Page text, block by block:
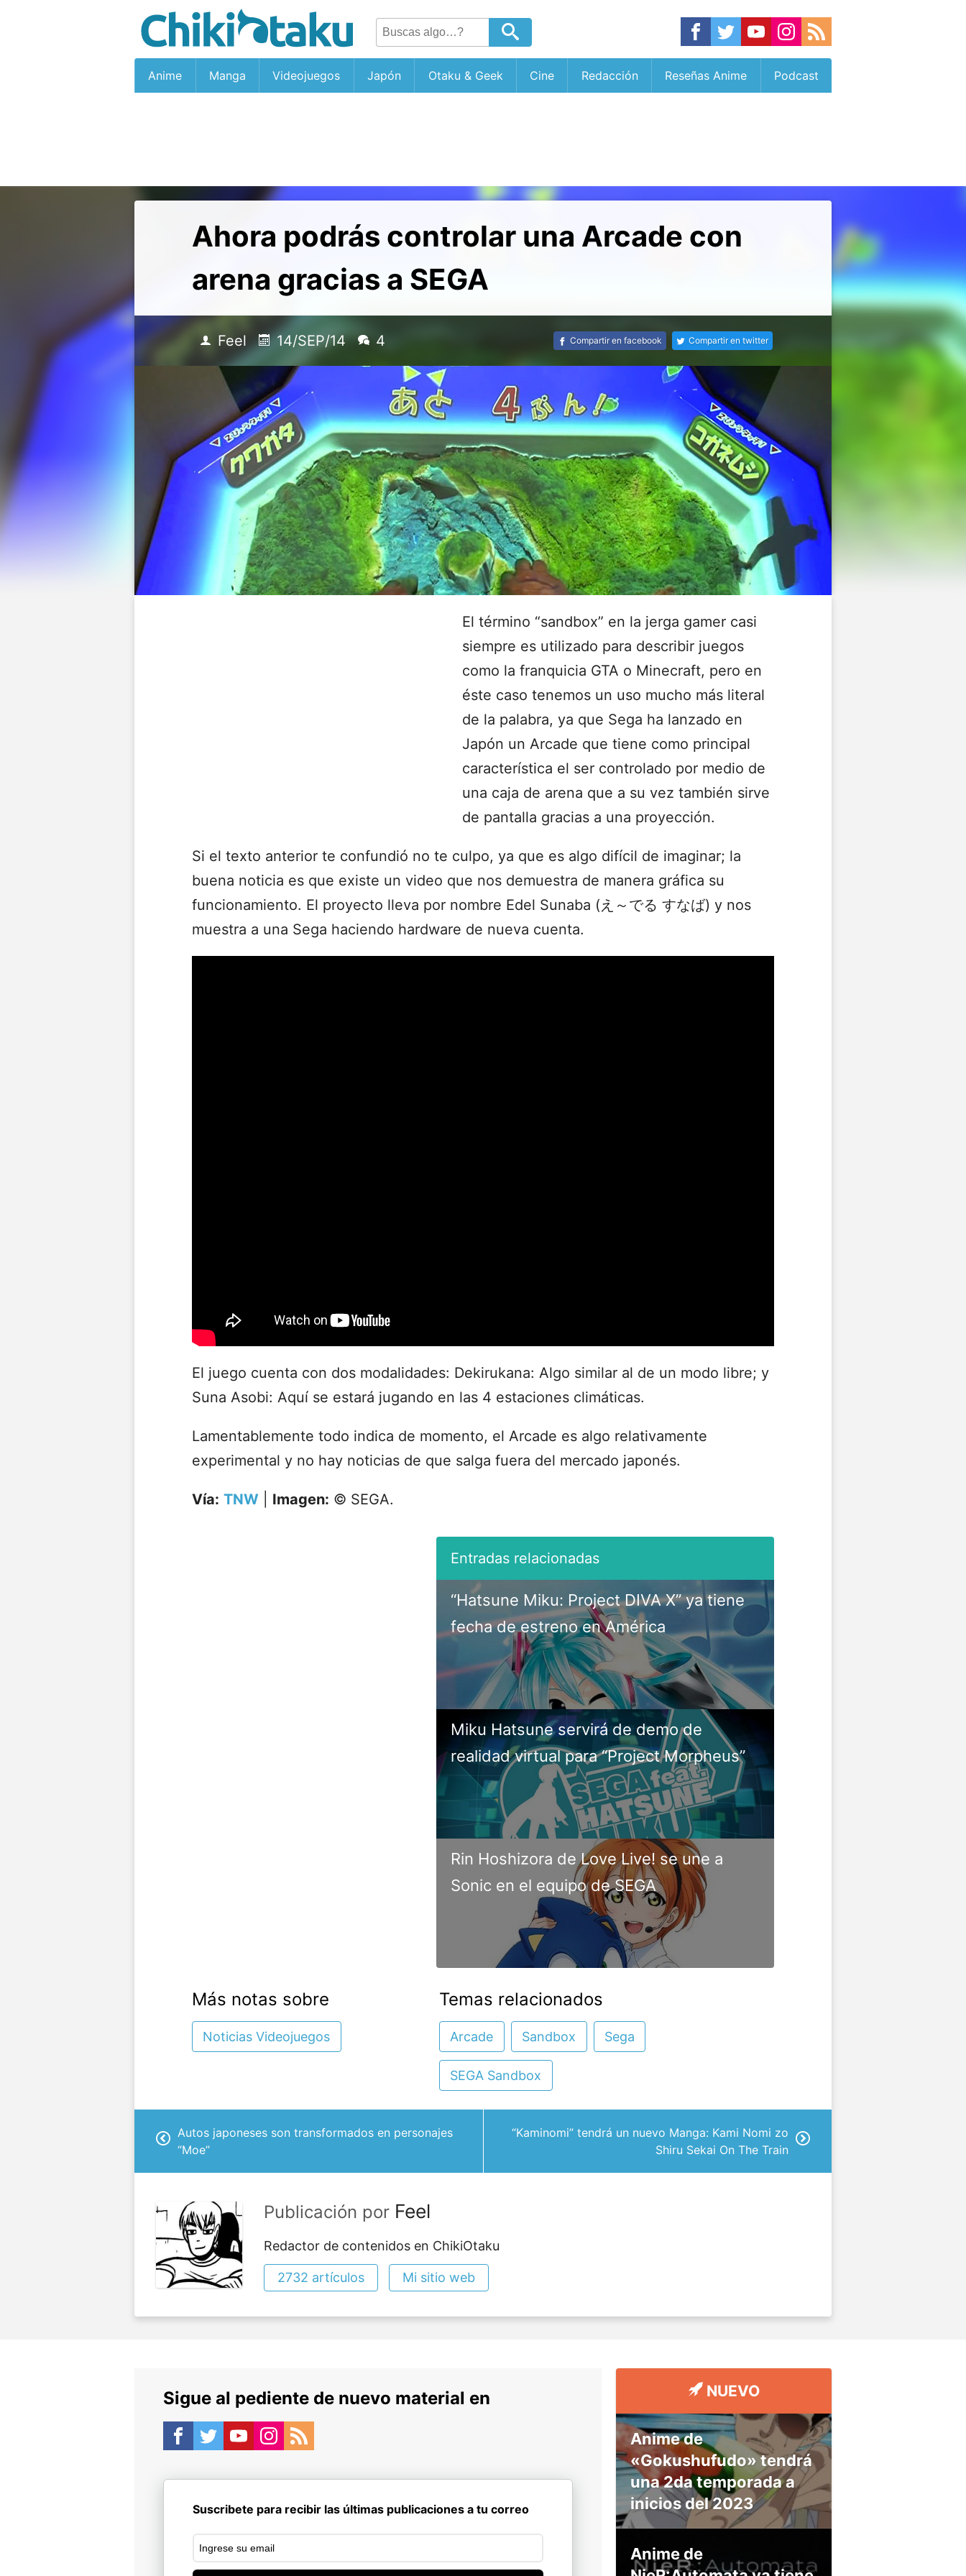
Anime Manga Videojuegos Japón Otaku & Geek Cine Redacción Reseñas Anime Podcast
Ahora podrás controlar una Arcade con
arena gracias a SEGA
Feel 14/SEP/14 4 Compartir en facebook Compartir en twitter
El término “sandbox” en la jerga gamer casi
siempre es utilizado para describir juegos
como la franquicia GTA o Minecraft, pero en
éste caso tenemos un uso mucho más literal
de la palabra, ya que Sega ha lanzado en
Japón un Arcade que tiene como principal
característica el ser controlado por medio de
una caja de arena que a su vez también sirve
de pantalla gracias a una proyección.
Si el texto anterior te confundió no te culpo, ya que es algo difícil de imaginar; la
buena noticia es que existe un video que nos demuestra de manera gráfica su
funcionamiento. El proyecto lleva por nombre Edel Sunaba (え～でる すなば) y nos
muestra a una Sega haciendo hardware de nueva cuenta.
El juego cuenta con dos modalidades: Dekirukana: Algo similar al de un modo libre; y
Suna Asobi: Aquí se estará jugando en las 4 estaciones climáticas.
Lamentablemente todo indica de momento, el Arcade es algo relativamente
experimental y no hay noticias de que salga fuera del mercado japonés.
Vía: TNW Imagen: © SEGA.
“Hatsune Miku: Project DIVA X” ya tiene
fecha de estreno en América
Miku Hatsune servirá de demo de
realidad virtual para “Project Morpheus”
Rin Hoshizora de Love Live! se une a
Sonic en el equipo de SEGA
Más notas sobre
Noticias Videojuegos
Temas relacionados
Arcade Sandbox Sega
SEGA Sandbox
Autos japoneses son transformados en personajes
“Moe”
“Kaminomi” tendrá un nuevo Manga: Kami Nomi zo
Shiru Sekai On The Train
Publicación por Feel
Redactor de contenidos en ChikiOtaku
2732 artículos Mi sitio web
Sigue al pediente de nuevo material en
Suscribete para recibir las últimas publicaciones a tu correo
NUEVO
Anime de
«Gokushufudo» tendrá
una 2da temporada a
inicios del 2023
Anime de